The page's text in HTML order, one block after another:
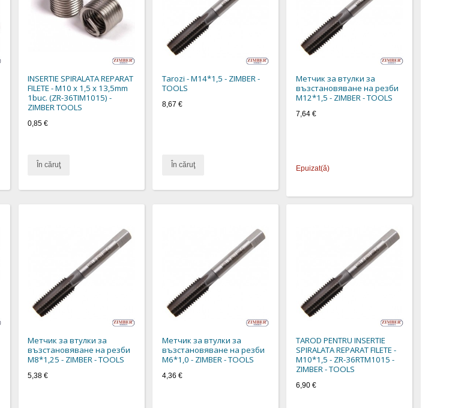
INSERTIE SPIRALATA REPARAT
FILETE - M10 x 1,5 x 13,5mm
1buc. (ZR-36TIM1015) -
ZIMBER TOOLS
0,85 €
În căruţ
Tarozi - M14*1,5 - ZIMBER -
TOOLS
8,67 €
În căruţ
Метчик за втулки за
възстановяване на резби
M12*1,5 - ZIMBER - TOOLS
7,64 €
Epuizat(ă)
Метчик за втулки за
възстановяване на резби
М8*1,25 - ZIMBER - TOOLS
5,38 €
Метчик за втулки за
възстановяване на резби
M6*1,0 - ZIMBER - TOOLS
4,36 €
TAROD PENTRU INSERTIE
SPIRALATA REPARAT FILETE -
M10*1,5 - ZR-36RTM1015 -
ZIMBER - TOOLS
6,90 €